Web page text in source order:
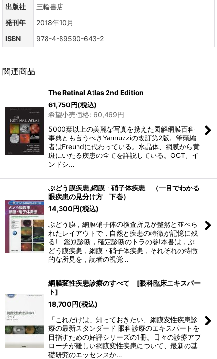
出版社
三輪書店
発刊年
2018年10月
ISBN
978-4-89590-643-2
関連商品
The Retinal Atlas 2nd Edition
61,750円(税込)
希望小売価格: 60,469円
5000葉以上の美麗な写真を携えた図解網膜百科
事典とも言うべきYannuzziの改訂第2版。筆頭編
者はFreundに代わっている。水晶体、網膜から黄
斑にいたる疾患の全てを詳説している。OCT、イ
ンドシ…
ぶどう膜疾患,網膜・硝子体疾患 （一目でわかる
眼疾患の見分け方 下巻）
14,300円(税込)
ぶどう膜，網膜硝子体の検査所見が整然と並べら
れたレイアウトで，自然と疾患の特徴が記憶に残
る! 鑑別診断，確定診断のトラの巻!本書は，ぶ
どう膜疾患，網膜・硝子体疾患，それぞれの特徴
的な所見を，読者の視覚…
網膜変性疾患診療のすべて [眼科臨床エキスパー
ト]
18,700円(税込)
「これだけは」知っておきたい、網膜変性疾患診
療の最新スタンダード 眼科診療のエキスパートを
目指すための好評シリーズの1冊。日々の診療アプ
ローチが難しい網膜変性疾患について、最新の基
礎研究のエッセンスか…